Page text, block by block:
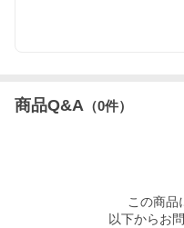
テ変更、その他変更、リボ
●セミオーダー商品はご返品
兼ねますので、くれぐれも
★各バックデザインのメリッ
ァスナーです(ウエストサイ
商品Q&A （0件）
この商品
以下からお